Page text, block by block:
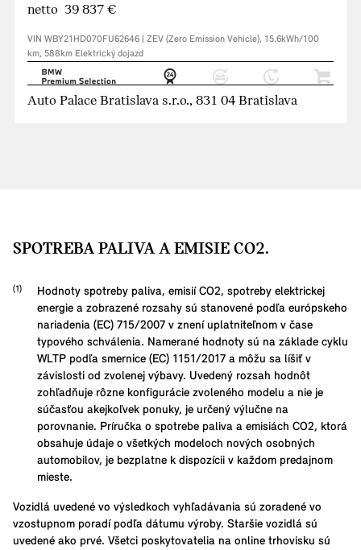
netto 39 837 €
VIN WBY21HD070FU62646 | ZEV (Zero Emission Vehicle), 15.6kWh/100
km, 588km Elektrický dojazd
Auto Palace Bratislava s.r.o., 831 04 Bratislava
SPOTREBA PALIVA A EMISIE CO2.
Hodnoty spotreby paliva, emisií CO2, spotreby elektrickej
energie a zobrazené rozsahy sú stanovené podľa európskeho
nariadenia (EC) 715/2007 v znení uplatniteľnom v čase
typového schválenia. Namerané hodnoty sú na základe cyklu
WLTP podľa smernice (EC) 1151/2017 a môžu sa líšiť v
závislosti od zvolenej výbavy. Uvedený rozsah hodnôt
zohľadňuje rôzne konfigurácie zvoleného modelu a nie je
súčasťou akejkoľvek ponuky, je určený výlučne na
porovnanie. Príručka o spotrebe paliva a emisiách CO2, ktorá
obsahuje údaje o všetkých modeloch nových osobných
automobilov, je bezplatne k dispozícii v každom predajnom
mieste.
Vozidlá uvedené vo výsledkoch vyhľadávania sú zoradené vo
vzostupnom poradí podľa dátumu výroby. Staršie vozidlá sú
uvedené ako prvé. Všetci poskytovatelia na online trhovisku sú